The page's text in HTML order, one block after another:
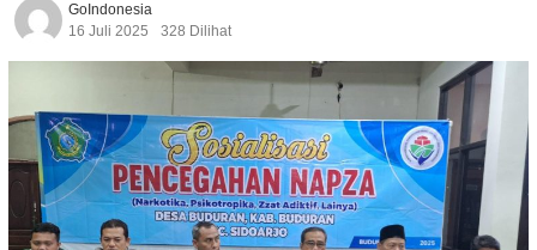
GoIndonesia
16 Juli 2025
328 Dilihat